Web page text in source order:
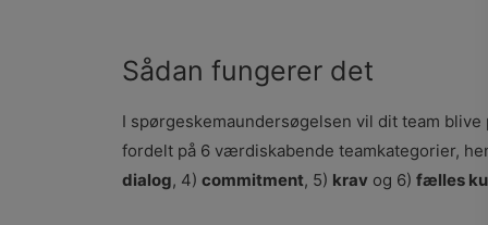
Sådan fungerer det
I spørgeskemaundersøgelsen vil dit team
fordelt på 6 værdiskabende teamkategorier,
dialog, 4) commitment, 5) krav og 6) fælles